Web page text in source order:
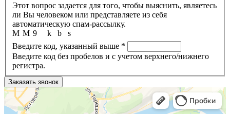
Этот вопрос задается для того, чтобы выяснить, являетесь
ли Вы человеком или представляете из себя
автоматическую спам-рассылку.
M M 9 k b
s
Введите код, указанный выше *
Введите код без пробелов и с учетом верхнего/нижнего
регистра.